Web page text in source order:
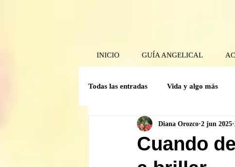
INICIO GUÍA ANGELICAL
Todas las entradas Vida y algo más
Poder Interior Mensaje angelical
Guía Mensual Herramientas
Cuando
Diana Orozco 2 jun 2025